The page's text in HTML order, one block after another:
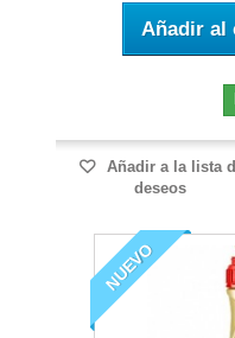
Añadir al
Añadir a la lista
deseos
NUEVO